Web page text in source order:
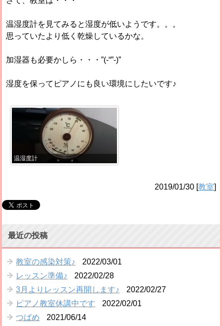
温湿度計を見てみると湿度が低いようです。。。
思っていたより低く乾燥しているかな。
加湿器も必要かしら・・・”(-“”-)”
湿度を保ってピアノにも良い環境にしたいです♪
温湿度計
2019/01/30[教室]
最近の投稿
教室の感染対策♪
2022/03/01
レッスン準備♪
2022/02/28
3月よりレッスン再開します♪
2022/02/27
ピアノ教室休講中です
2022/02/01
つばめ
2021/06/14